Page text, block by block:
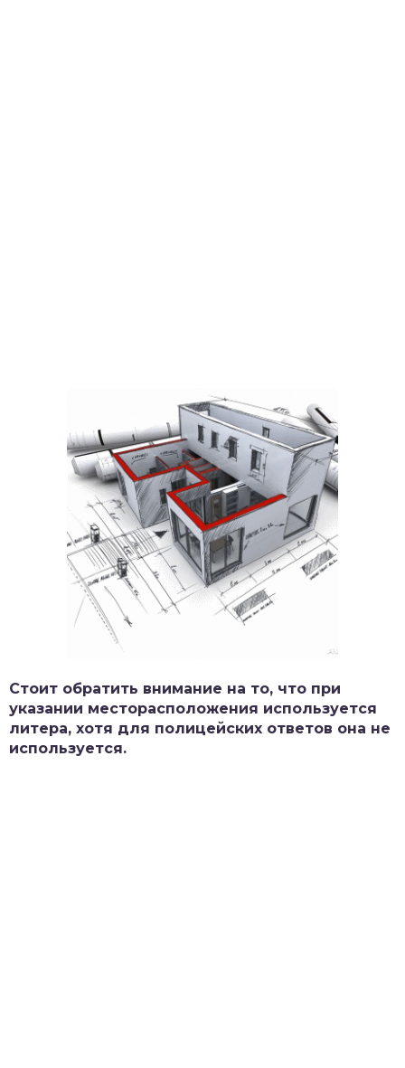
Стоит обратить внимание на то, что при
указании месторасположения используется
литера, хотя для полицейских ответов она не
используется.